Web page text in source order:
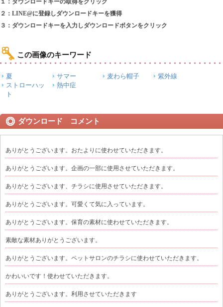
２：LINE@に登録しダウンロードキーを獲得
３：ダウンロードキーを入力しダウンロードボタンをクリック
この画像のキーワード
夏 サマー 麦わら帽子
紫外線
ストローハッ
ト
熱中症
ダウンロード コメント
ありがとうございます。おたよりに使わせていただきます。
ありがとうございます。企画の一部に使用させていただきます。
ありがとうございます、チラシに使用させていただきます。
ありがとうございます。可愛くて気に入っています。
ありがとうございます。保育の素材に使わせていただきます。
素敵な素材ありがとうございます。
ありがとうございます。ペットサロンのチラシに使わせていただきます。
かわいいです！使わせていただきます。
ありがとうございます。利用させていただきます